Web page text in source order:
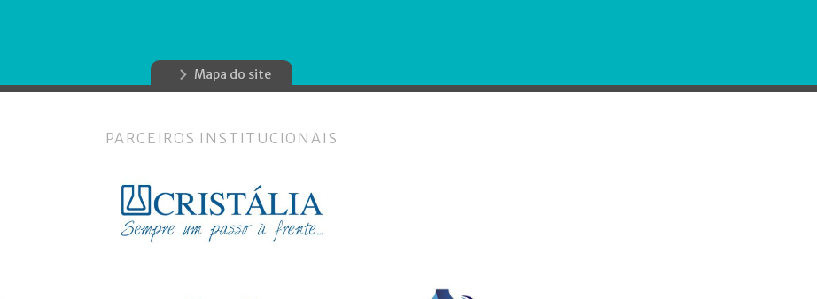
Mapa do site
PARCEIROS INSTITUCIONAIS